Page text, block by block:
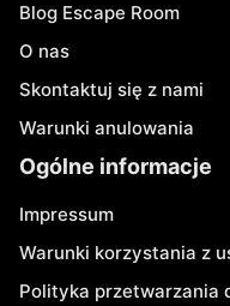
Blog Escape Room
O nas
Skontaktuj się z nami
Warunki anulowania
Ogólne informacje
Impressum
Warunki korzystania z
Polityka przetwarzania